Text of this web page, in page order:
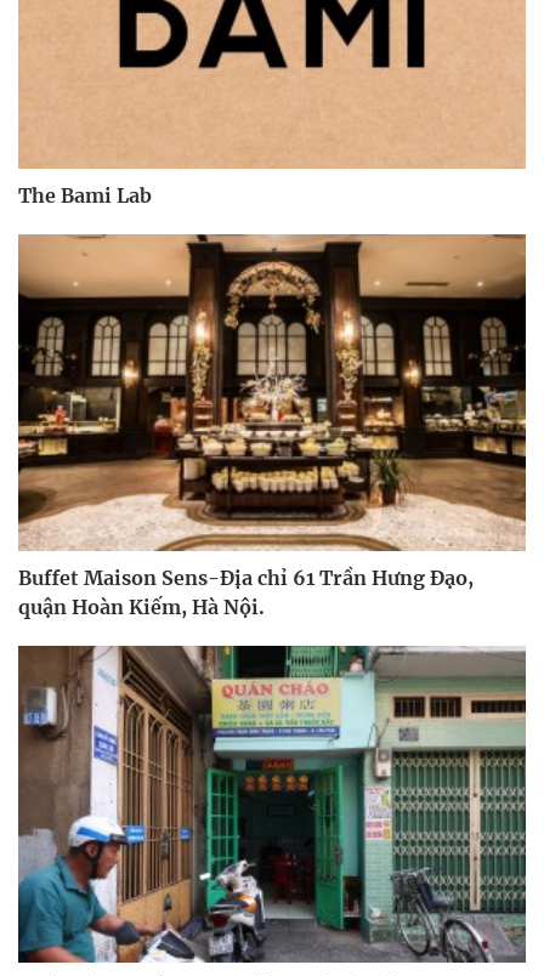
The Bami Lab
Buffet Maison Sens-Địa chỉ 61 Trần Hưng Đạo,
quận Hoàn Kiếm, Hà Nội.